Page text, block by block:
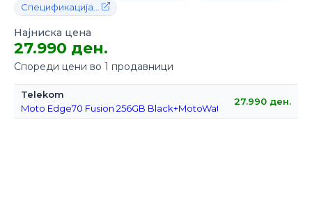
Спецификација...
Најниска цена
27.990 ден.
Спореди цени во 1 продавници
Telekom
Moto Edge70 Fusion 256GB Black+MotoWatch
27.990 ден.